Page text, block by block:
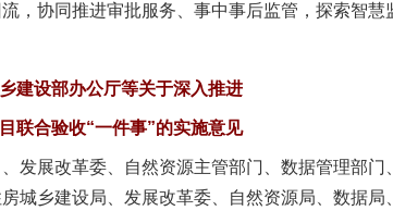
，协同推进审批服务、事中事后监管，探索智慧
建设部办公厅等关于深入推进
联合验收“一件事”的实施意见
发展改革委、自然资源主管部门、数据管理部门
城乡建设局、发展改革委、自然资源局、数据局